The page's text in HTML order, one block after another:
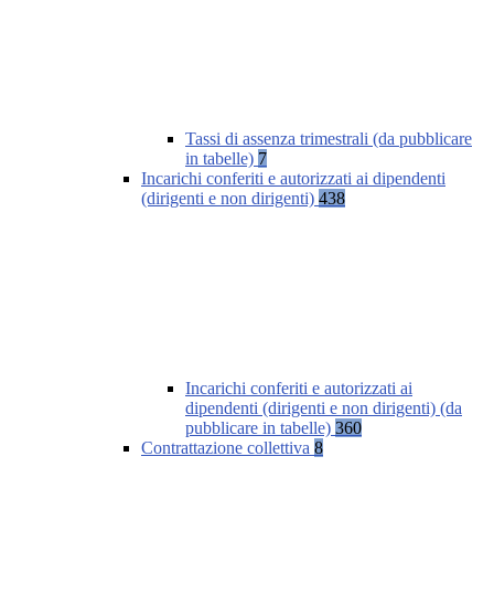
Tassi di assenza trimestrali (da pubblicare
in tabelle) 7
Incarichi conferiti e autorizzati ai dipendenti
(dirigenti e non dirigenti) 438
Incarichi conferiti e autorizzati ai
dipendenti (dirigenti e non dirigenti) (da
pubblicare in tabelle) 360
Contrattazione collettiva 8